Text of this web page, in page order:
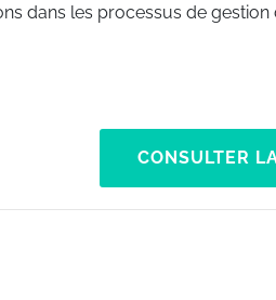
dans les processus de
CONSULTER